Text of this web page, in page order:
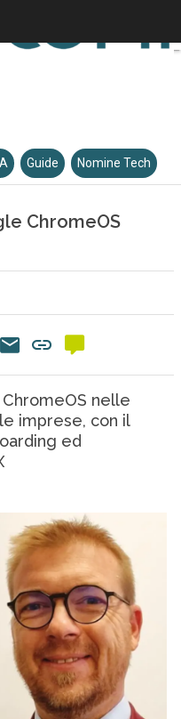
Guide Nomine Tech
ChromeOS
nelle
imprese, con il
ed